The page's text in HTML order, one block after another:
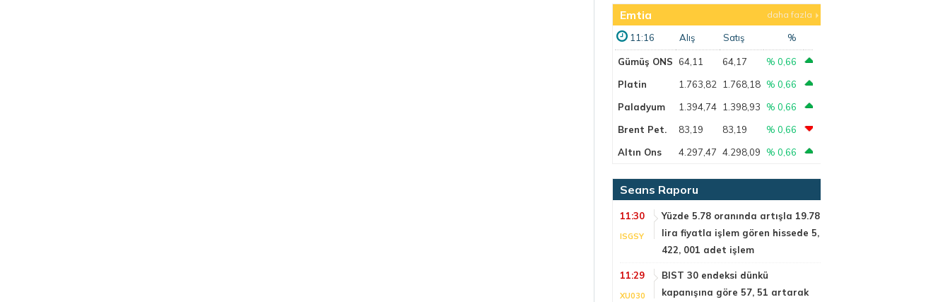
Emtia daha fazla
11:16 Alış Satış %
Gümüş ONS 64,11 64,17
% 0,66
Platin
1.763,82 1.768,18 % 0,66
Paladyum
1.394,74 1.398,93
% 0,66
Brent Pet.
83,19 83,19
% 0,66
Altın Ons
4.297,47 4.298,09 % 0,66
Seans Raporu
11:30
ISGSY
Yüzde 5.78 oranında artışla 19.78
lira fiyatla işlem gören hissede 5,
422, 001 adet işlem
11:29
XU030
BIST 30 endeksi dünkü
kapanışına göre 57, 51 artarak